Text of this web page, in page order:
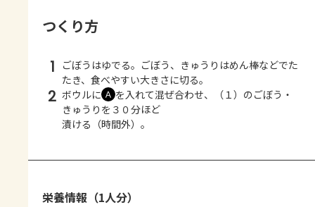
つくり方
1
ごぼうはゆでる。ごぼう、きゅうりはめん棒などでた
たき、食べやすい大きさに切る。
2 ボウルに Ａ を入れて混ぜ合わせ、（１）のごぼう・
きゅうりを３０分ほど
漬ける（時間外）。
栄養情報（1人分）